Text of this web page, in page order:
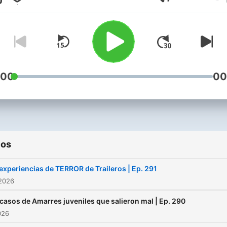
encargaremos de
en nuestro canal de
en nuestro podcast.
Conviértete en un
de este podcast:
https://
de-terror--4269158/
de TERROR de Traileros | Ep. 291
de Amarres juveniles que salieron mal | Ep. 290